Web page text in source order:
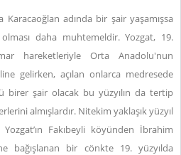
adında bir şair yaşamışsa
daha muhtemeldir. Yozgat, 19.
hareketleriyle Orta Anadolu'nun
gelirken, açılan onlarca medresede
birer şair olacak bu yüzyılın da tertip
almışlardır. Nitekim yaklaşık yüzyıl
Fakıbeyli köyünden İbrahim
bağışlanan bir cönkte 19. yüzyılda